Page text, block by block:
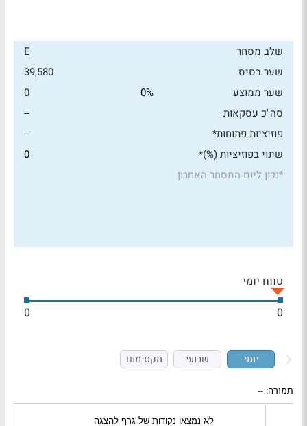
שלב מסחר
E
שער בסיס
39,580
שער ממוצע
0%
0
סה"כ עסקאות
--
פוזיציות פתוחות*
--
שינוי בפוזיציות (%)*
0
*נכון ליום המסחר האחרון
טווח יומי
0
0
יומי שבועי מקסימום
תמורה: --